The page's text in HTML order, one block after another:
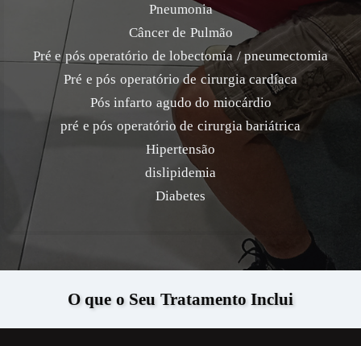
Pneumonia
Câncer de Pulmão
Pré e pós operatório de lobectomia / pneumectomia
Pré e pós operatório de cirurgia cardíaca
Pós infarto agudo do miocárdio
pré e pós operatório de cirurgia bariátrica
Hipertensão
dislipidemia
Diabetes
O que o Seu Tratamento Inclui